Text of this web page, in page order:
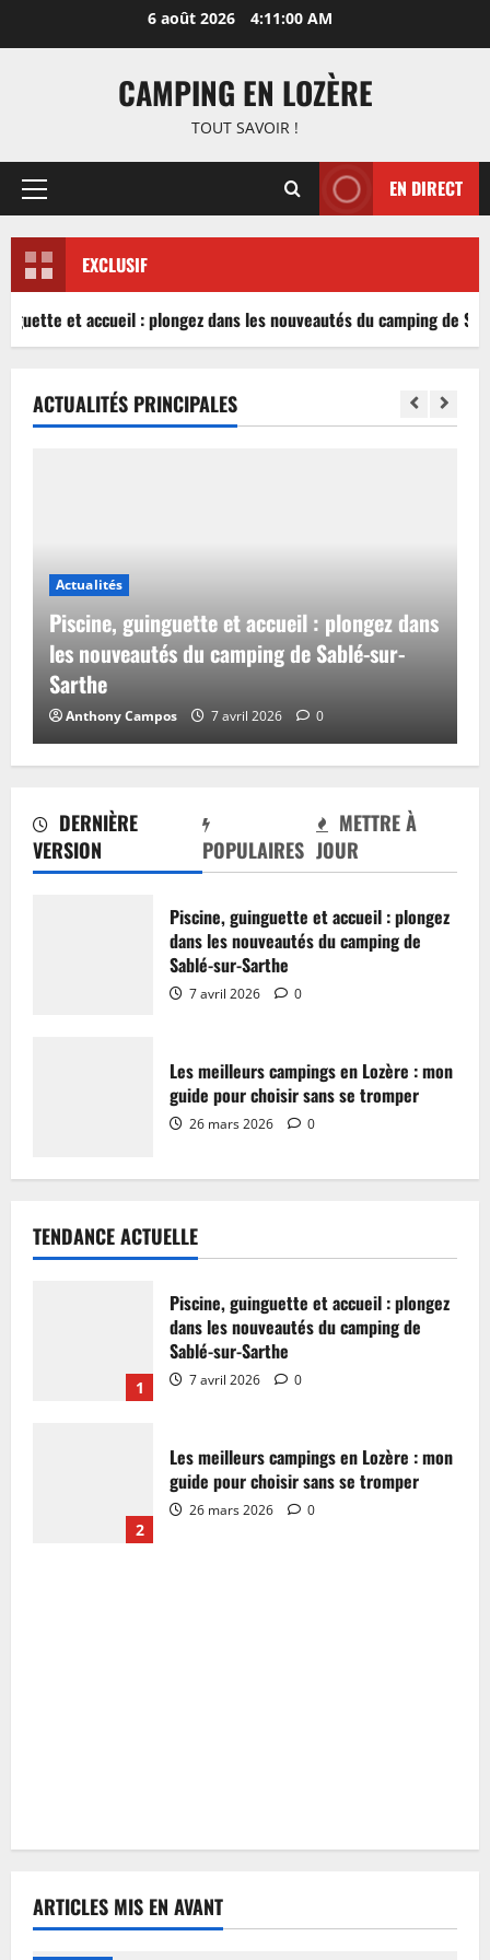
6 août 2026 4:11:00 AM
CAMPING EN LOZÈRE
TOUT SAVOIR !
Menu
EN DIRECT
EXCLUSIF
et accueil : plongez dans les nouveautés du camping de
DERNIÈRE
VERSION
POPULAIRES
METTRE À
JOUR
Piscine, guinguette et accueil : plongez
dans les nouveautés du camping de
Sablé-sur-Sarthe
7 avril 2026 0
Les meilleurs campings en Lozère : mon
guide pour choisir sans se tromper
26 mars 2026 0
ACTUALITÉS PRINCIPALES
Actualités
Piscine, guinguette et accueil : plongez dans
les nouveautés du camping de Sablé-sur-
Sarthe
Anthony Campos 7 avril 2026 0
TENDANCE ACTUELLE
1
Piscine, guinguette et accueil : plongez
dans les nouveautés du camping de
Sablé-sur-Sarthe
7 avril 2026 0
2
Les meilleurs campings en Lozère : mon
guide pour choisir sans se tromper
26 mars 2026 0
ARTICLES MIS EN AVANT